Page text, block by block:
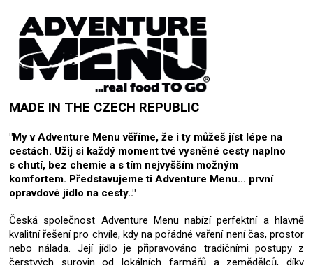
MADE IN THE CZECH REPUBLIC
"My v Adventure Menu věříme, že i ty můžeš jíst lépe na
cestách. Užij si každý moment tvé vysněné cesty naplno
s chutí, bez chemie a s tím nejvyšším možným
komfortem. Představujeme ti Adventure Menu... první
opravdové jídlo na cesty.."
Česká společnost Adventure Menu nabízí perfektní a hlavně
kvalitní řešení pro chvíle, kdy na pořádné vaření není čas, prostor
nebo nálada. Její jídlo je připravováno tradičními postupy z
čerstvých surovin od lokálních farmářů a zemědělců, díky